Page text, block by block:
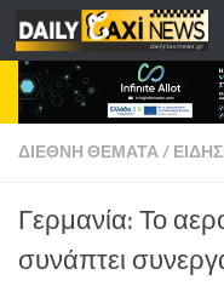
Skip to content
ΔΙΕΘΝΗ ΘΕΜΑΤΑ/
Γερμανία: Το
συνάπτει